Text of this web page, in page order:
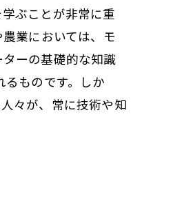
ぶことが非常に重
業においては、モ
ーの基礎的な知識
ものです。しか
々が、常に技術や知